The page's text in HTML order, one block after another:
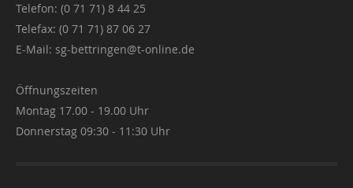
Telefon: (0 71 71) 8 44 25
Telefax: (0 71 71) 87 06 27
E-Mail: sg-bettringen@t-online.de
Öffnungszeiten
Montag 17.00 - 19.00 Uhr
Donnerstag 09:30 - 11:30 Uhr